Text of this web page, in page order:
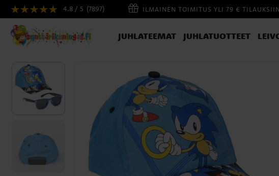
4.8 / 5 (7897) ILMAINEN TOIMITUS YLI 79 € TILAUKSIIN
JUHLATEEMAT JUHLATUOTTEET